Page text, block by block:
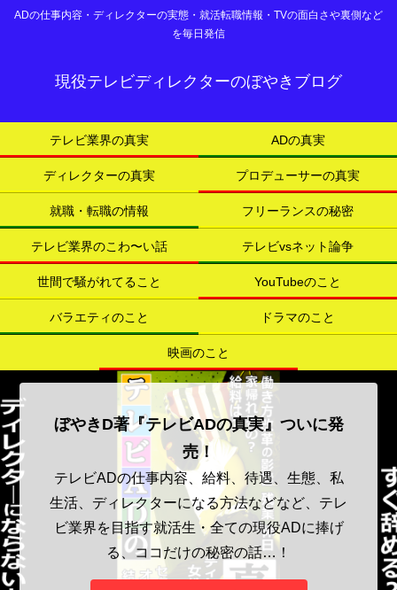
ADの仕事内容・ディレクターの実態・就活転職情報・TVの面白さや裏側など
を毎日発信
現役テレビディレクターのぼやきブログ
テレビ業界の真実 ADの真実
ディレクターの真実 プロデューサーの真実
就職・転職の情報 フリーランスの秘密
テレビ業界のこわ〜い話 テレビvsネット論争
世間で騒がれてること YouTubeのこと
バラエティのこと ドラマのこと
映画のこと
ぼやきD著『テレビADの真実』ついに発
売！
テレビADの仕事内容、給料、待遇、生態、私
生活、ディレクターになる方法などなど、テレ
ビ業界を目指す就活生・全ての現役ADに捧げ
る、ココだけの秘密の話…！